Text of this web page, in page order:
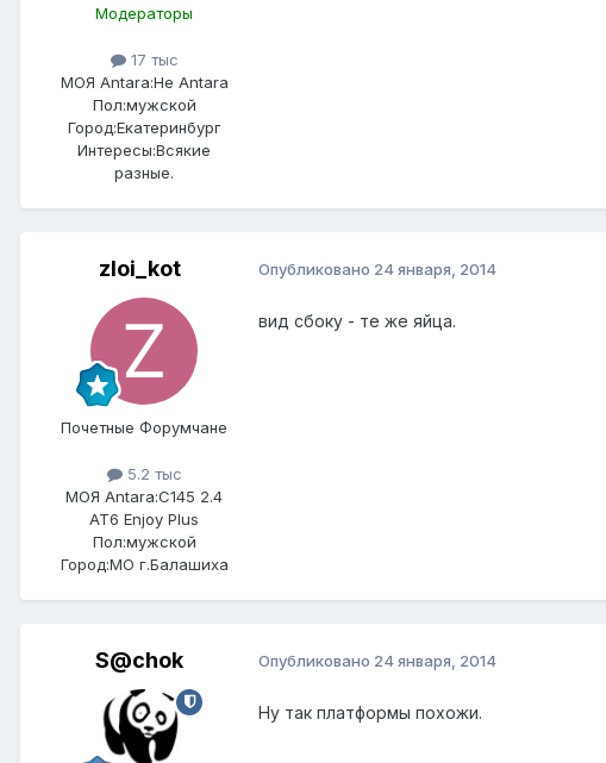
Модераторы
17 тыс
МОЯ Antara:Не Antara
Пол:мужской
Город:Екатеринбург
Интересы:Всякие
разные.
zloi_kot
Почетные Форумчане
5.2 тыс
МОЯ Antara:C145 2.4
AT6 Enjoy Plus
Пол:мужской
Город:МО г.Балашиха
Опубликовано 24 января, 2014
вид сбоку - те же яйца.
S@chok Опубликовано 24 января, 2014
Ну так платформы похожи.